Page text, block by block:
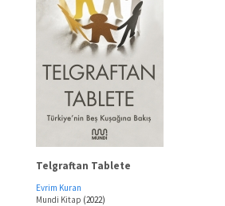
Telgraftan Tablete
Evrim Kuran
Mundi Kitap (2022)